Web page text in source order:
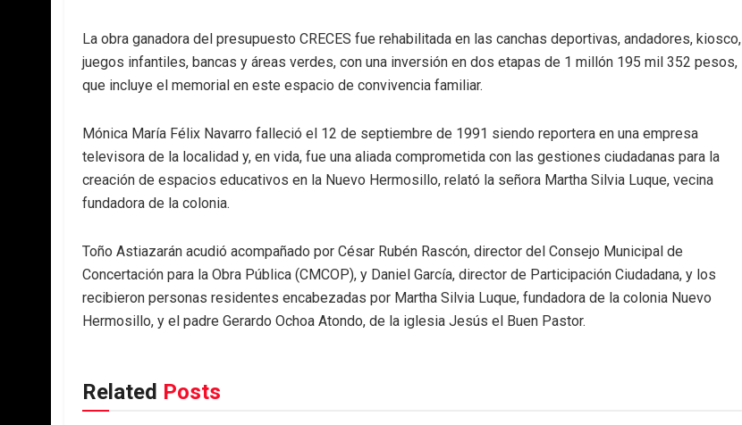
La obra ganadora del presupuesto CRECES fue rehabilitada en las canchas deportivas, andadores, kiosco,
juegos infantiles, bancas y áreas verdes, con una inversión en dos etapas de 1 millón 195 mil 352 pesos,
que incluye el memorial en este espacio de convivencia familiar.
Mónica María Félix Navarro falleció el 12 de septiembre de 1991 siendo reportera en una empresa
televisora de la localidad y, en vida, fue una aliada comprometida con las gestiones ciudadanas para la
creación de espacios educativos en la Nuevo Hermosillo, relató la señora Martha Silvia Luque, vecina
fundadora de la colonia.
Toño Astiazarán acudió acompañado por César Rubén Rascón, director del Consejo Municipal de
Concertación para la Obra Pública (CMCOP), y Daniel García, director de Participación Ciudadana, y los
recibieron personas residentes encabezadas por Martha Silvia Luque, fundadora de la colonia Nuevo
Hermosillo, y el padre Gerardo Ochoa Atondo, de la iglesia Jesús el Buen Pastor.
Related Posts